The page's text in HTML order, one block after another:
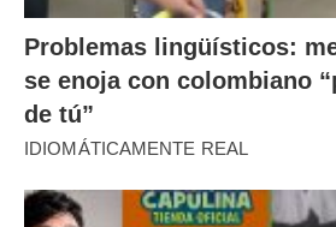
Problemas lingüísticos:
se enoja con colombiano
de tú”
IDIOMÁTICAMENTE REAL